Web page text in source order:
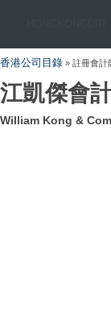
香港公司目錄 » 註冊會計
江凱傑會
William Kong &